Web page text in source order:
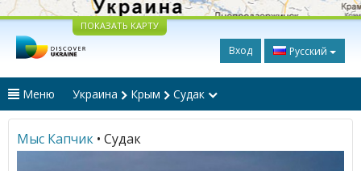
ПОКАЗАТЬ КАРТУ
Вход Русский
Меню Украина Крым Судак
Мыс Капчик • Судак